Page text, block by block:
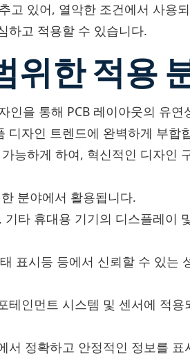
고 있어, 열악한 조건에서 사용
하고 적용할 수 있습니다.
위한 적용
인을 통해 PCB 레이아웃의 유연
디자인 트렌드에 완벽하게 부합
능하게 하여, 혁신적인 디자인
분야에서 활용됩니다.
타 휴대용 기기의 디스플레이
표시등 등에서 신뢰할 수 있는
테인먼트 시스템 및 센서에 적용
서 정확하고 안정적인 정보를 표